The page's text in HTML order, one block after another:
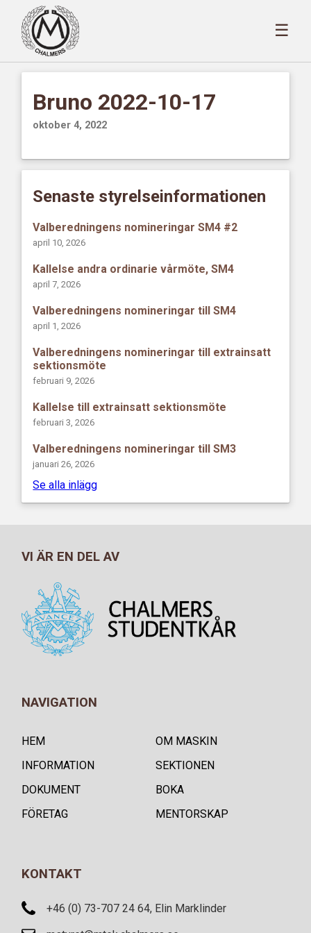
☰
Bruno 2022-10-17
oktober 4, 2022
Senaste styrelseinformationen
Valberedningens nomineringar SM4 #2
april 10, 2026
Kallelse andra ordinarie vårmöte, SM4
april 7, 2026
Valberedningens nomineringar till SM4
april 1, 2026
Valberedningens nomineringar till extrainsatt
sektionsmöte
februari 9, 2026
Kallelse till extrainsatt sektionsmöte
februari 3, 2026
Valberedningens nomineringar till SM3
januari 26, 2026
Se alla inlägg
VI ÄR EN DEL AV
NAVIGATION
HEM
OM MASKIN
INFORMATION
SEKTIONEN
DOKUMENT
BOKA
FÖRETAG
MENTORSKAP
KONTAKT
+46 (0) 73-707 24 64, Elin Marklinder